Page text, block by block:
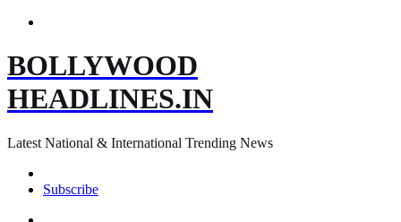
BOLLYWOOD
HEADLINES.IN
Latest National & International Trending News
Subscribe